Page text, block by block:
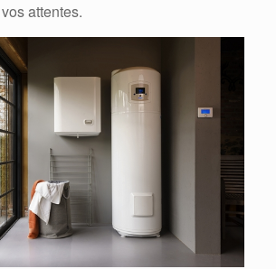
attentes.